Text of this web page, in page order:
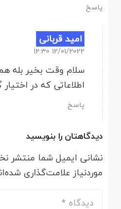
پاسخ
امید قربانی
12/01/2022 12:30
سلام وقت بخیر بله
اطلاعاتی که در
پاسخ
دیدگاهتان را بنویسید
نشانی ایمیل شما منتشر
موردنیاز علامت‌گذاری